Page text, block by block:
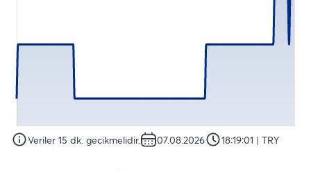
Veriler 15 dk. gecikmelidir. 07.08.2026 18:19:01 | TRY